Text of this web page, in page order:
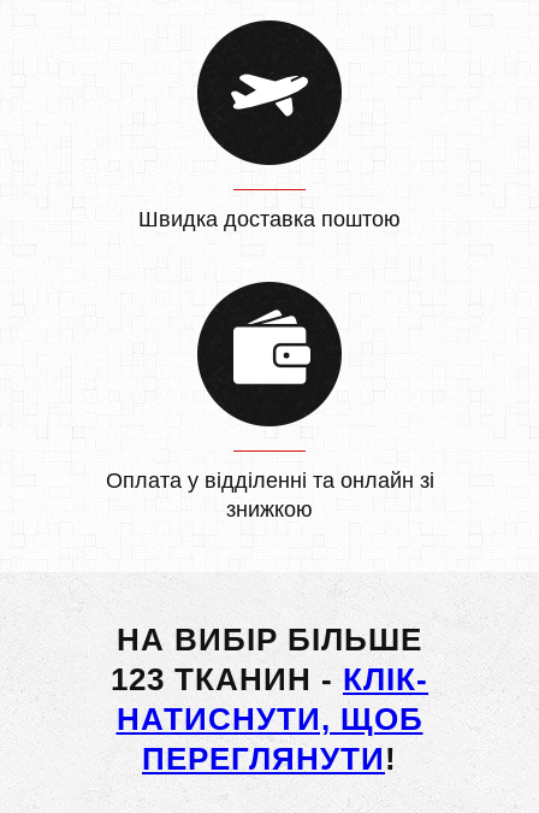
Швидка доставка поштою
Оплата у відділенні та онлайн зі
знижкою
НА ВИБІР БІЛЬШЕ
123 ТКАНИН - КЛІК-
НАТИСНУТИ, ЩОБ
ПЕРЕГЛЯНУТИ!